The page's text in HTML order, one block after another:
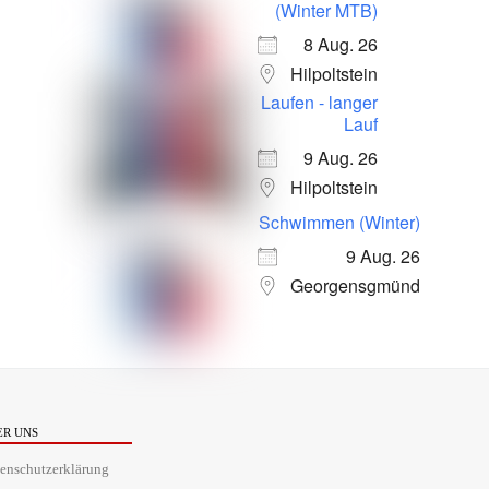
(Winter MTB)
8 Aug. 26
Hilpoltstein
Laufen - langer
Lauf
9 Aug. 26
Hilpoltstein
Schwimmen (Winter)
9 Aug. 26
Georgensgmünd
UNS